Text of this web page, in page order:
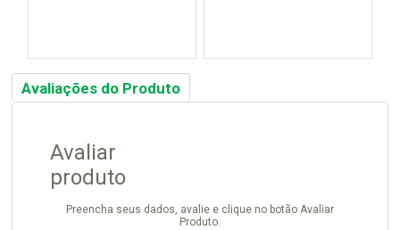
Avaliações do Produto
Avaliar
produto
Preencha seus dados, avalie e clique no botão Avaliar
Produto.